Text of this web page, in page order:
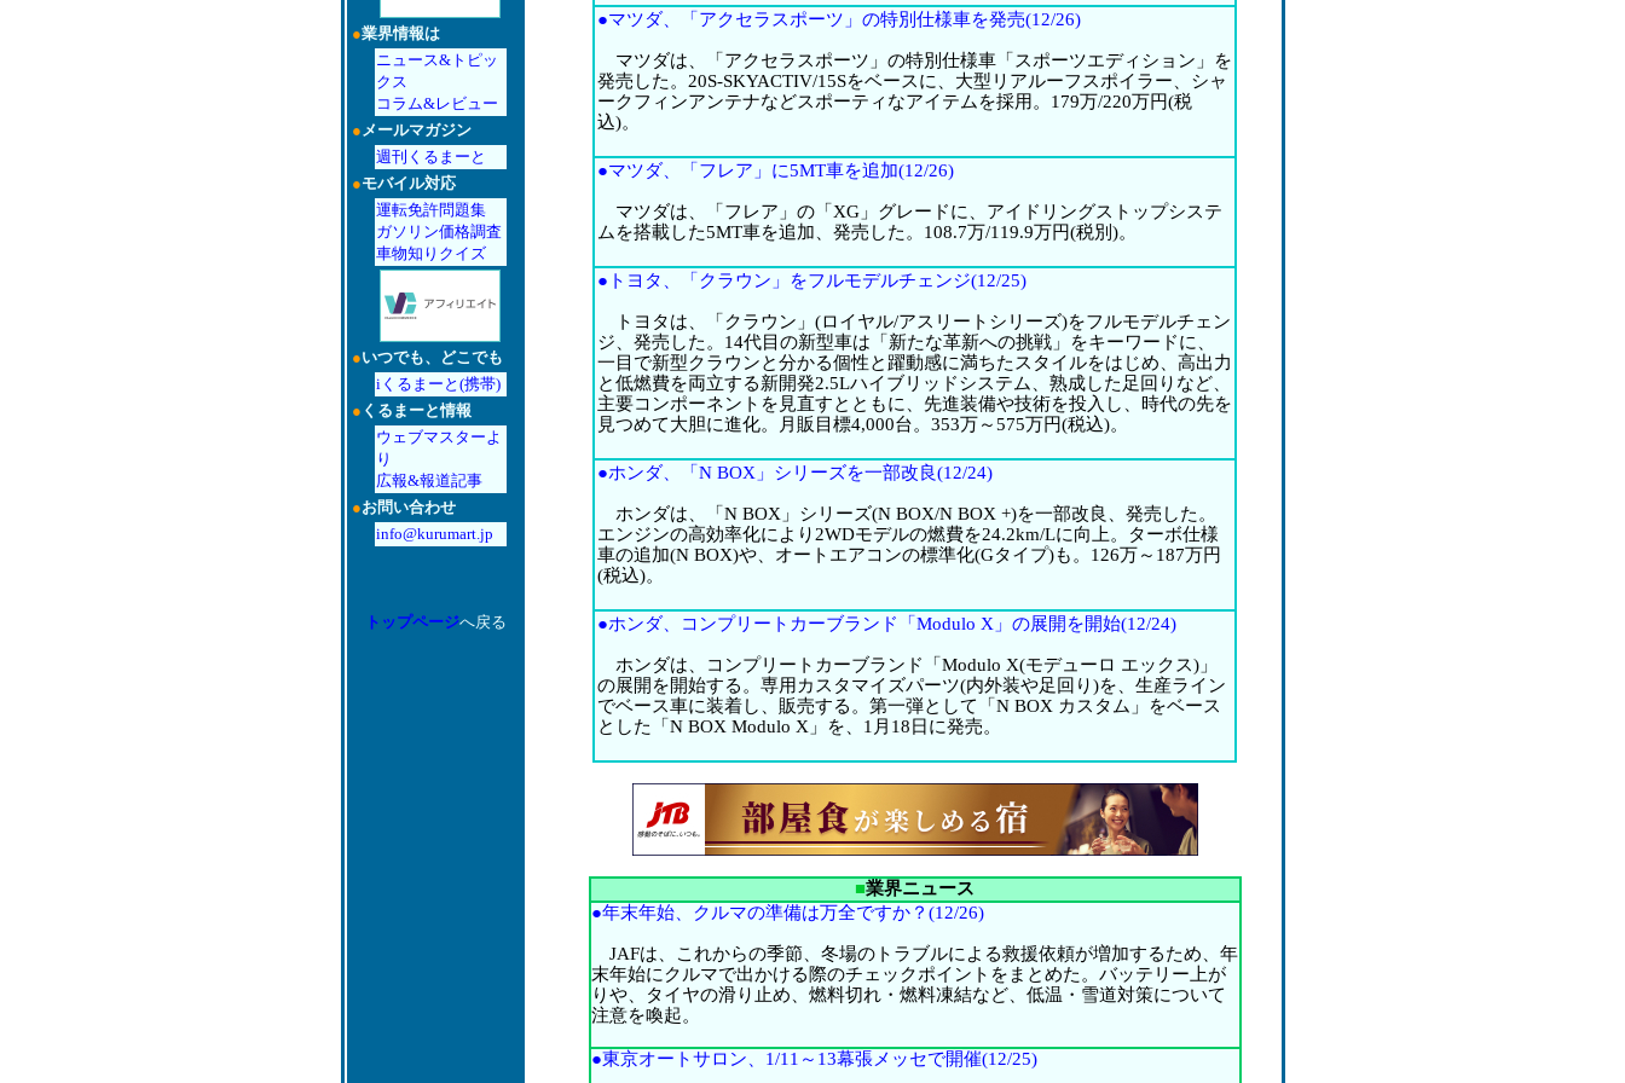
●業界情報は
ニュース&トピッ
クス
コラム&レビュー
●メールマガジン
週刊くるまーと
●モバイル対応
運転免許問題集
ガソリン価格調査
車物知りクイズ
●いつでも、どこでも
iくるまーと(携帯)
● くるまーと情報
ウェブマスターよ
り
広報&報道記事
●お問い合わせ
info@kurumart.jp
トップページへ戻る
●マツダ、「アクセラスポーツ」の特別仕様車を発売(12/26)
マツダは、「アクセラスポーツ」の特別仕様車「スポーツエディション」を
発売した。20S-SKYACTIV/15Sをベースに、大型リアルーフスポイラー、シャ
ークフィンアンテナなどスポーティなアイテムを採用。179万/220万円(税
込)。
●マツダ、「フレア」に5MT車を追加(12/26)
マツダは、「フレア」の「XG」グレードに、アイドリングストップシステ
ムを搭載した5MT車を追加、発売した。108.7万/119.9万円(税別)。
●トヨタ、「クラウン」をフルモデルチェンジ(12/25)
トヨタは、「クラウン」(ロイヤル/アスリートシリーズ)をフルモデルチェン
ジ、発売した。14代目の新型車は「新たな革新への挑戦」をキーワードに、
一目で新型クラウンと分かる個性と躍動感に満ちたスタイルをはじめ、高出力
と低燃費を両立する新開発2.5Lハイブリッドシステム、熟成した足回りなど、
主要コンポーネントを見直すとともに、先進装備や技術を投入し、時代の先を
見つめて大胆に進化。月販目標4,000台。353万～575万円(税込)。
●ホンダ、「N BOX」シリーズを一部改良(12/24)
ホンダは、「N BOX」シリーズ(N BOX/N BOX +)を一部改良、発売した。
エンジンの高効率化により2WDモデルの燃費を24.2km/Lに向上。ターボ仕様
車の追加(N BOX)や、オートエアコンの標準化(Gタイプ)も。126万～187万円
(税込)。
●ホンダ、コンプリートカーブランド「Modulo X」の展開を開始(12/24)
ホンダは、コンプリートカーブランド「Modulo X(モデューロ エックス)」
の展開を開始する。専用カスタマイズパーツ(内外装や足回り)を、生産ライン
でベース車に装着し、販売する。第一弾として「N BOX カスタム」をベース
とした「N BOX Modulo X」を、1月18日に発売。
■業界ニュース
●年末年始、クルマの準備は万全ですか？(12/26)
JAFは、これからの季節、冬場のトラブルによる救援依頼が増加するため、年
末年始にクルマで出かける際のチェックポイントをまとめた。バッテリー上が
りや、タイヤの滑り止め、燃料切れ・燃料凍結など、低温・雪道対策について
注意を喚起。
●東京オートサロン、1/11～13幕張メッセで開催(12/25)